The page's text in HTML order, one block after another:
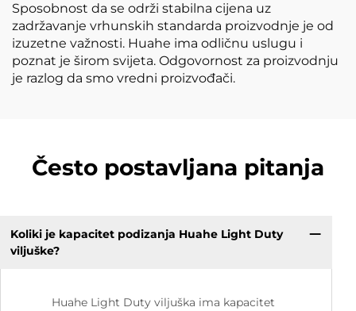
Sposobnost da se održi stabilna cijena uz
zadržavanje vrhunskih standarda proizvodnje je od
izuzetne važnosti. Huahe ima odličnu uslugu i
poznat je širom svijeta. Odgovornost za proizvodnju
je razlog da smo vredni proizvođači.
Često postavljana pitanja
Koliki je kapacitet podizanja Huahe Light Duty
viljuške?
Huahe Light Duty viljuška ima kapacitet